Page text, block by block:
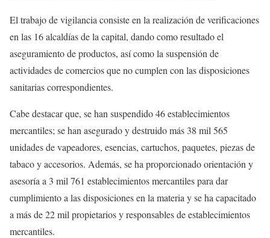
El trabajo de vigilancia consiste en la realización de verificaciones
en las 16 alcaldías de la capital, dando como resultado el
aseguramiento de productos, así como la suspensión de
actividades de comercios que no cumplen con las disposiciones
sanitarias correspondientes.
Cabe destacar que, se han suspendido 46 establecimientos
mercantiles; se han asegurado y destruido más 38 mil 565
unidades de vapeadores, esencias, cartuchos, paquetes, piezas de
tabaco y accesorios. Además, se ha proporcionado orientación y
asesoría a 3 mil 761 establecimientos mercantiles para dar
cumplimiento a las disposiciones en la materia y se ha capacitado
a más de 22 mil propietarios y responsables de establecimientos
mercantiles.